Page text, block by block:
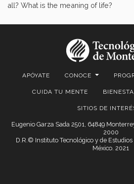
all? What is the meaning of life?
APÓYATE CONOCE
CUIDA TU MENTE
SITIOS DE
Eugenio Garza Sada 2501, 64849
2000
D.R.© Instituto Tecnológico y de
México. 2021